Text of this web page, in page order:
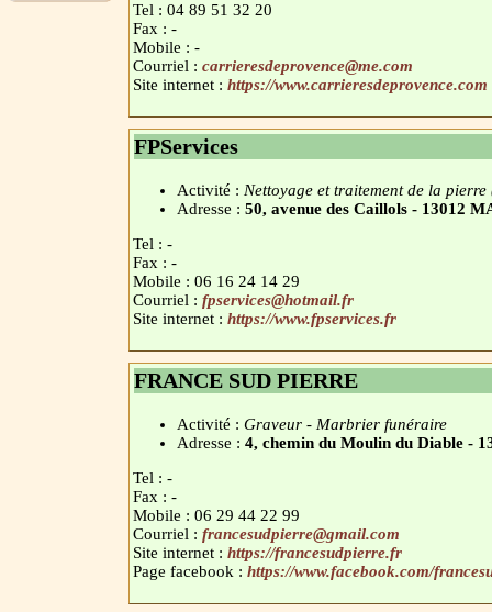
Tel : 04 89 51 32 20
Fax : -
Mobile : -
Courriel : carrieresdeprovence@me.com
Site internet : https://www.carrieresdeprovence.com
FPServices
Activité : Nettoyage et traitement de la
Adresse : 50, avenue des Caillols - 13012
Tel : -
Fax : -
Mobile : 06 16 24 14 29
Courriel : fpservices@hotmail.fr
Site internet : https://www.fpservices.fr
FRANCE SUD PIERRE
Activité : Graveur - Marbrier funéraire
Adresse : 4, chemin du Moulin du Diable -
Tel : -
Fax : -
Mobile : 06 29 44 22 99
Courriel : francesudpierre@gmail.com
Site internet : https://francesudpierre.fr
Page facebook : https://www.facebook.com/